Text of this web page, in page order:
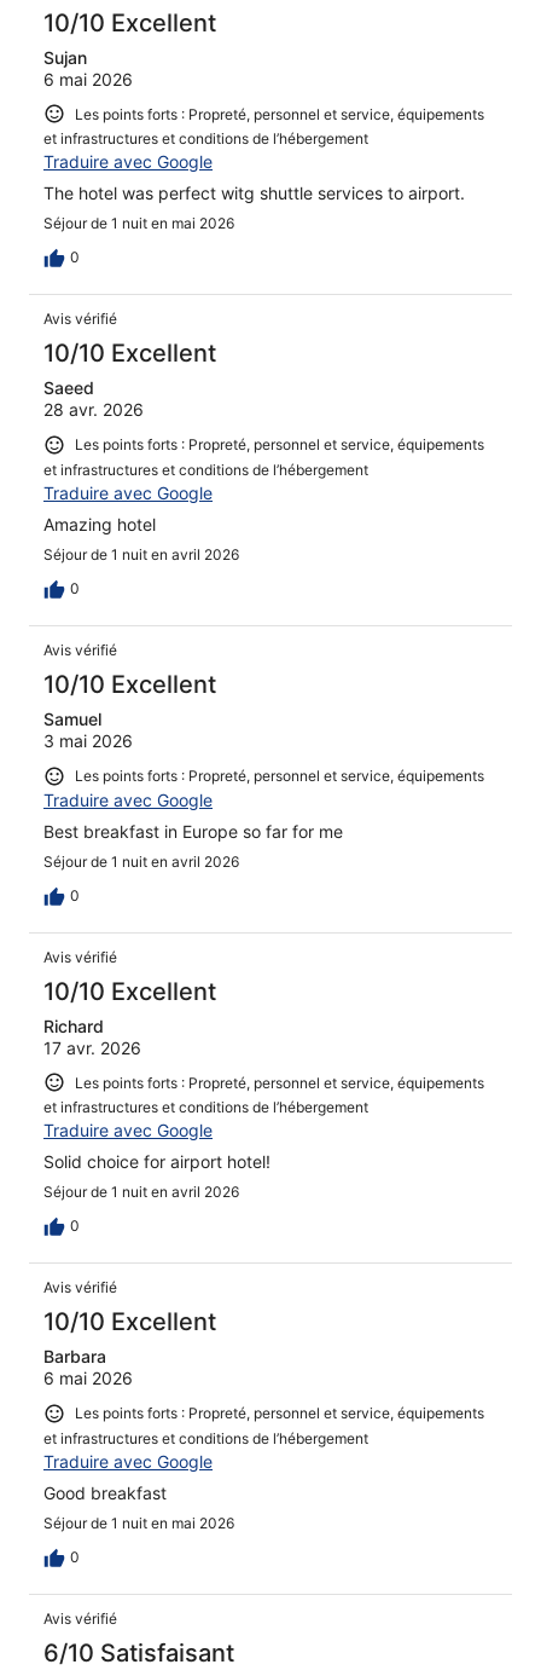
10/10 Excellent
Sujan
6 mai 2026
Les points forts : Propreté, personnel et service, équipements
et infrastructures et conditions de l’hébergement
Traduire avec Google
The hotel was perfect witg shuttle services to airport.
Séjour de 1 nuit en mai 2026
0
Avis vérifié
10/10 Excellent
Saeed
28 avr. 2026
Les points forts : Propreté, personnel et service, équipements
et infrastructures et conditions de l’hébergement
Traduire avec Google
Amazing hotel
Séjour de 1 nuit en avril 2026
0
Avis vérifié
10/10 Excellent
Samuel
3 mai 2026
Les points forts : Propreté, personnel et service, équipements
Traduire avec Google
Best breakfast in Europe so far for me
Séjour de 1 nuit en avril 2026
0
Avis vérifié
10/10 Excellent
Richard
17 avr. 2026
Les points forts : Propreté, personnel et service, équipements
et infrastructures et conditions de l’hébergement
Traduire avec Google
Solid choice for airport hotel!
Séjour de 1 nuit en avril 2026
0
Avis vérifié
10/10 Excellent
Barbara
6 mai 2026
Les points forts : Propreté, personnel et service, équipements
et infrastructures et conditions de l’hébergement
Traduire avec Google
Good breakfast
Séjour de 1 nuit en mai 2026
0
Avis vérifié
6/10 Satisfaisant